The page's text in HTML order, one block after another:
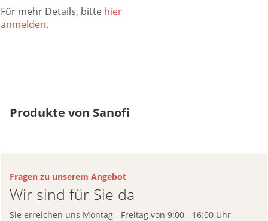
quantitativ zu messen. Keine
Codierung erforderlich. Zur
Für mehr Details, bitte hier
anmelden.
Produkte von Sanofi
Fragen zu unserem Angebot
Wir sind für Sie da
Sie erreichen uns Montag - Freitag von 9:00 - 16:00 Uhr